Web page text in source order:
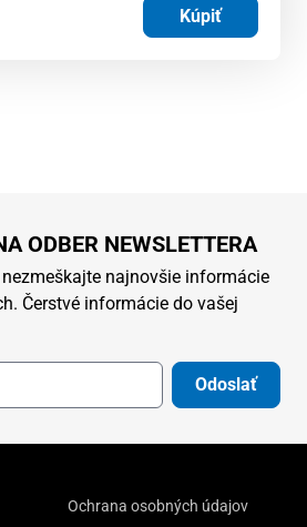
Kúpiť
ODBER NEWSLETTERA
najnovšie informácie
Čerstvé informácie do vašej
Odoslať
Ochrana osobných údajov